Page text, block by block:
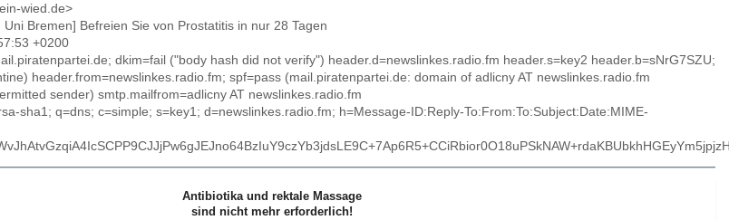
wied.de>
Bremen] Befreien Sie von Prostatitis in nur 28 Tagen
+0200
dkim=fail ("body hash did not verify") header.d=newslinkes.radio.fm header.s=key2 header.b=sNrG7SZU;
header.from=newslinkes.radio.fm; spf=pass (mail.piratenpartei.de: domain of adlicny AT newslinkes.radio.fm
sender) smtp.mailfrom=adlicny AT newslinkes.radio.fm
sha1; q=dns; c=simple; s=key1; d=newslinkes.radio.fm; h=Message-ID:Reply-To:From:To:Subject:Date:MIME-
Antibiotika und rektale Massage
sind nicht mehr erforderlich!